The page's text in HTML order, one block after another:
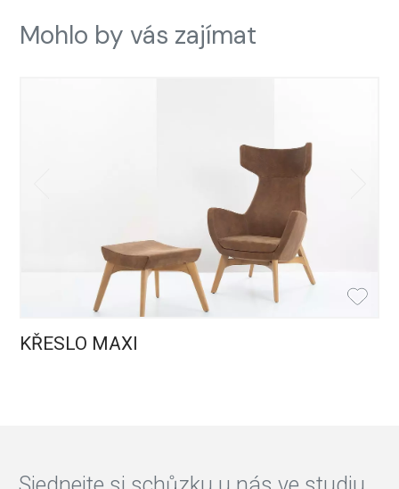
Mohlo by vás zajímat
KŘESLO MAXI